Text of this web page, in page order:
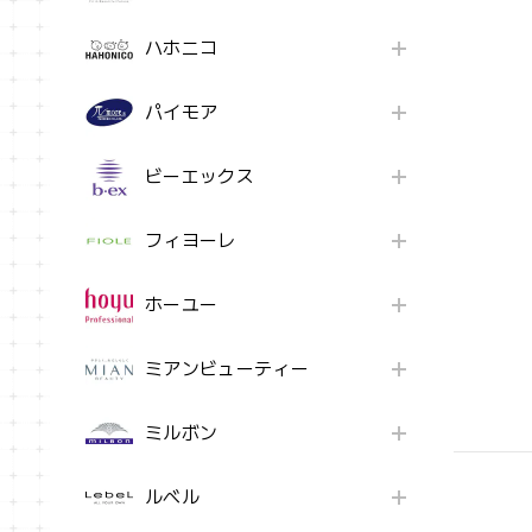
ハホニコ
パイモア
ビーエックス
フィヨーレ
ホーユー
ミアンビューティー
ミルボン
ルベル